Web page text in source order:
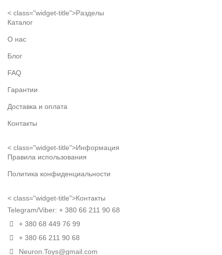
< class="widget-title">Разделы
Каталог
О нас
Блог
FAQ
Гарантии
Доставка и оплата
Контакты
< class="widget-title">Информация
Правила использования
Политика конфиденциальности
< class="widget-title">Контакты
Telegram/Viber: + 380 66 211 90 68
+ 380 68 449 76 99
+ 380 66 211 90 68
Neuron.Toys@gmail.com